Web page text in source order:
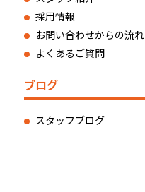
採用情報
お問い合わせからの流れ
よくあるご質問
ブログ
スタッフブログ